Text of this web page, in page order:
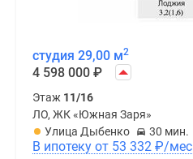
студия 29,00 м2
4 598 000 ₽
Этаж 11/16
ЛО, ЖК «Южная Заря»
Улица Дыбенко
30 мин.
В ипотеку от 53 332 ₽/мес